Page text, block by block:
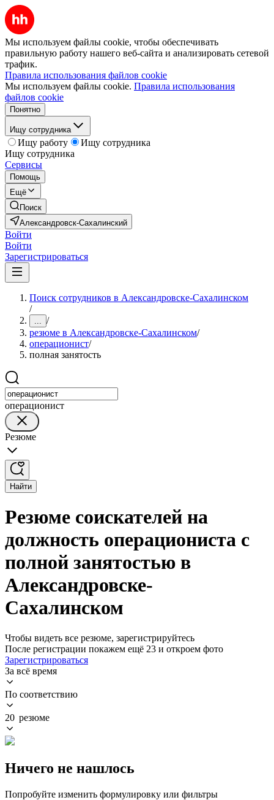
Мы используем файлы cookie, чтобы обеспечивать
правильную работу нашего веб-сайта и анализировать сетевой
трафик.
Правила использования файлов cookie
Мы используем файлы cookie. Правила использования
файлов cookie
Понятно
Ищу сотрудника
Ищу работу
Ищу сотрудника
Ищу сотрудника
Сервисы
Помощь
Ещё
Поиск
Александровск-Сахалинский
Войти
Войти
Зарегистрироваться
Поиск сотрудников в Александровске-Сахалинском
/
... /
резюме в Александровске-Сахалинском/
операционист/
полная занятость
операционист
Резюме
Найти
Резюме соискателей на
должность операциониста с
полной занятостью в
Александровске-
Сахалинском
Чтобы видеть все резюме, зарегистрируйтесь
После регистрации покажем ещё 23 и откроем фото
Зарегистрироваться
За всё время
По соответствию
20 резюме
Ничего не нашлось
Попробуйте изменить формулировку или фильтры